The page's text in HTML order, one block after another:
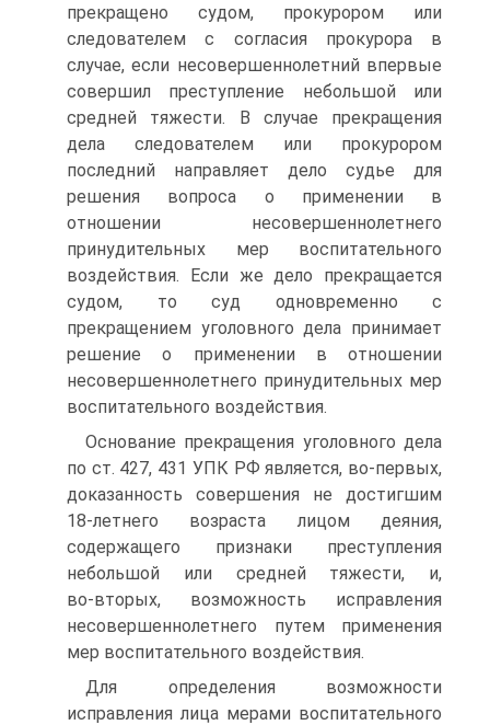
прекращено судом, прокурором или
следователем с согласия прокурора в
случае, если несовершеннолетний впервые
совершил преступление небольшой или
средней тяжести. В случае прекращения
дела следователем или прокурором
последний направляет дело судье для
решения вопроса о применении в
отношении несовершеннолетнего
принудительных мер воспитательного
воздействия. Если же дело прекращается
судом, то суд одновременно с
прекращением уголовного дела принимает
решение о применении в отношении
несовершеннолетнего принудительных мер
воспитательного воздействия.
Основание прекращения уголовного дела
по ст. 427, 431 УПК РФ является, во‑первых,
доказанность совершения не достигшим
18‑летнего возраста лицом деяния,
содержащего признаки преступления
небольшой или средней тяжести, и,
во‑вторых, возможность исправления
несовершеннолетнего путем применения
мер воспитательного воздействия.
Для определения возможности
исправления лица мерами воспитательного